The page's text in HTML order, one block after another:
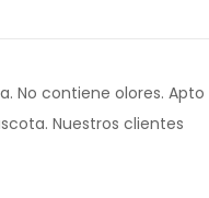
No contiene olores. Apto
Nuestros clientes